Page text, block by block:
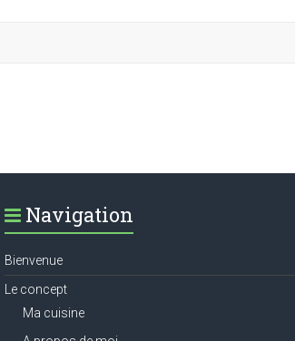
Navigation
Bienvenue
Le concept
Ma cuisine